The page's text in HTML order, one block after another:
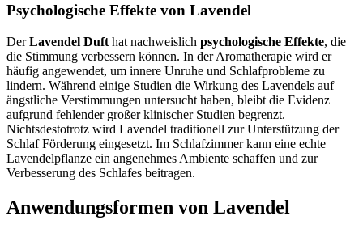
Psychologische Effekte von Lavendel
DerLavendel Duft hat nachweislich psychologische Effekte, die
die Stimmung verbessern können. In der Aromatherapie wird er
häufig angewendet, um innere Unruhe und Schlafprobleme zu
lindern. Während einige Studien die Wirkung des Lavendels auf
ängstliche Verstimmungen untersucht haben, bleibt die Evidenz
aufgrund fehlender großer klinischer Studien begrenzt.
Nichtsdestotrotz wird Lavendel traditionell zur Unterstützung der
Schlaf Förderung eingesetzt. Im Schlafzimmer kann eine echte
Lavendelpflanze ein angenehmes Ambiente schaffen und zur
Verbesserung des Schlafes beitragen.
Anwendungsformen von Lavendel